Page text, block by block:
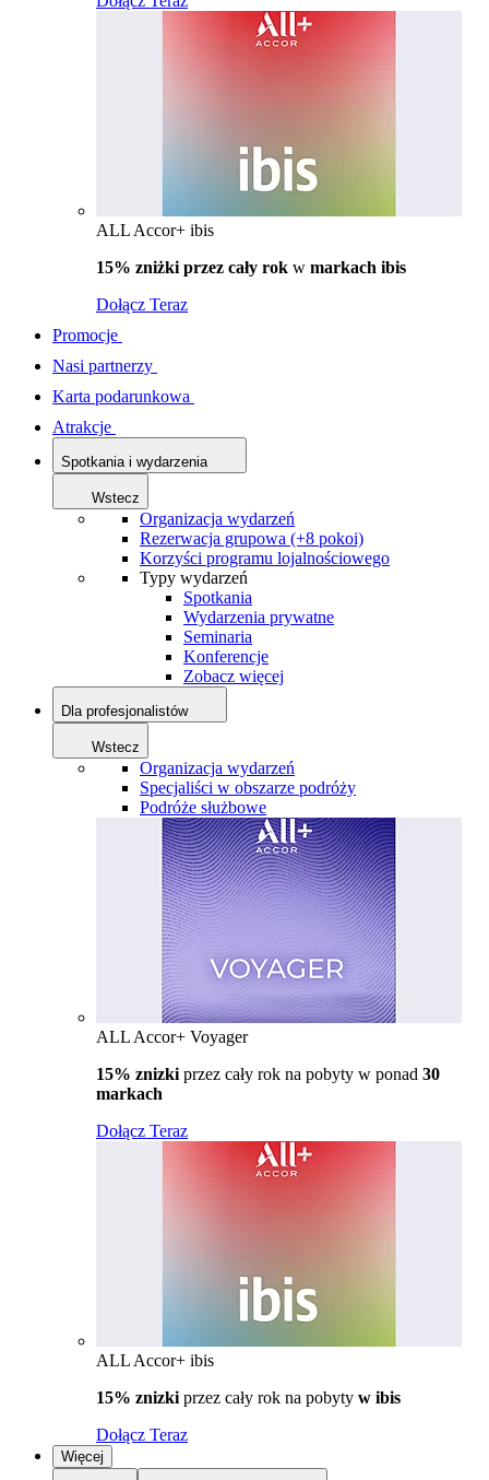
ALL Accor+ ibis
15% zniżki przez cały rok w markach ibis
Dołącz Teraz
Promocje
Nasi partnerzy
Karta podarunkowa
Atrakcje
Spotkania i wydarzenia
Wstecz
Organizacja wydarzeń
Rezerwacja grupowa (+8 pokoi)
Korzyści programu lojalnościowego
Typy wydarzeń
Spotkania
Wydarzenia prywatne
Seminaria
Konferencje
Zobacz więcej
Dla profesjonalistów
Wstecz
Organizacja wydarzeń
Specjaliści w obszarze podróży
Podróże służbowe
ALL Accor+ Voyager
15% znizki przez cały rok na pobyty w ponad 30
markach
Dołącz Teraz
ALL Accor+ ibis
15% znizki przez cały rok na pobyty w ibis
Dołącz Teraz
Więcej